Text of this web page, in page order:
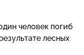
человек погиб
лесных